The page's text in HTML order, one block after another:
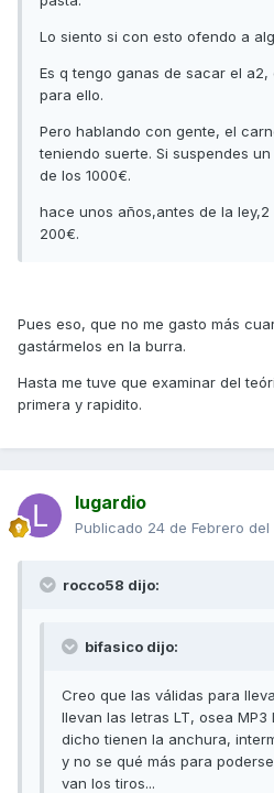
Lo siento si con esto ofendo a
Es q tengo ganas de sacar el
para ello.
Pero hablando con gente, el
teniendo suerte. Si suspendes
de los 1000€.
hace unos años,antes de la
200€.
Pues eso, que no me gasto más
gastármelos en la burra.
Hasta me tuve que examinar del
primera y rapidito.
lugardio
Publicado 24 de Febrero del
rocco58 dijo:
bifasico dijo:
Creo que las válidas para
llevan las letras LT, osea MP3
dicho tienen la anchura,
y no se qué más para
van los tiros...